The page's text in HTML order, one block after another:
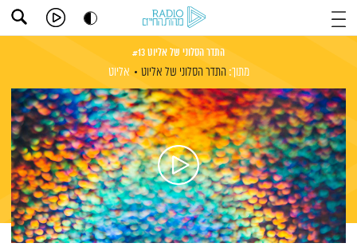
התדר הסלוני של אליוט #13
מתוך: התדר הסלוני של אליוט אליוט